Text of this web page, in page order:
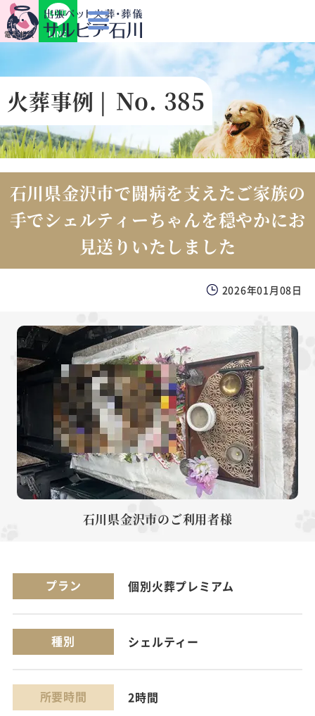
電話相談 LINE
火葬事例 | No. 385
石川県金沢市で闘病を支えたご家族の
手でシェルティーちゃんを穏やかにお
見送りいたしました
2026年01月08日
石川県金沢市のご利用者様
プラン 個別火葬プレミアム
種別 シェルティー
所要時間 2時間